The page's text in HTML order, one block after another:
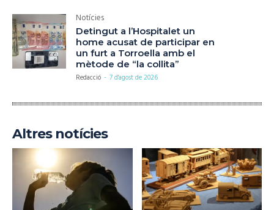
Notícies
Detingut a l’Hospitalet un
home acusat de participar en
un furt a Torroella amb el
mètode de “la collita”
Redacció - 7 d'agost de 2026
Altres notícies